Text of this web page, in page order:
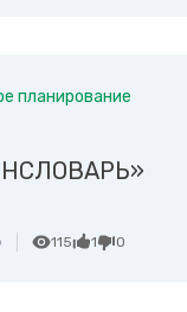
планирование
115 1 0